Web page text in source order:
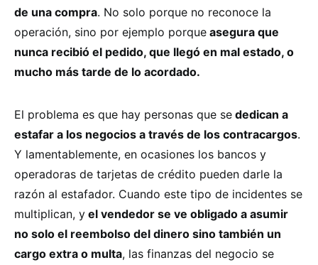
de una compra. No solo porque no reconoce la
operación, sino por ejemplo porque asegura que
nunca recibió el pedido, que llegó en mal estado, o
mucho más tarde de lo acordado.
El problema es que hay personas que se dedican a
estafar a los negocios a través de los contracargos.
Y lamentablemente, en ocasiones los bancos y
operadoras de tarjetas de crédito pueden darle la
razón al estafador. Cuando este tipo de incidentes se
multiplican, y el vendedor se ve obligado a asumir
no solo el reembolso del dinero sino también un
cargo extra o multa, las finanzas del negocio se